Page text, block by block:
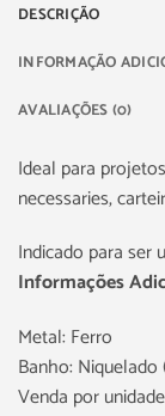
DESCRIÇÃO
INFORMAÇÃO
AVALIAÇÕES (0)
Ideal para
necessaries,
Indicado para ser
Informações
Metal: Ferro
Banho: Niquelado
Venda por